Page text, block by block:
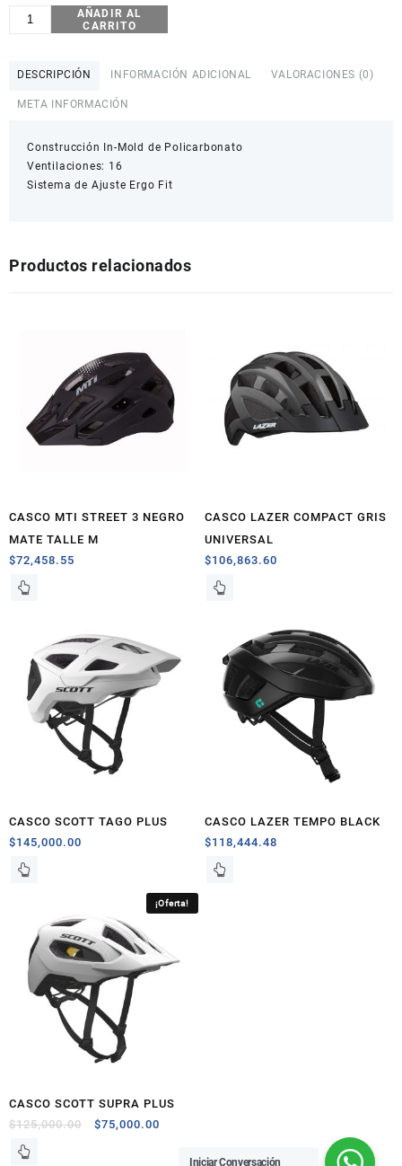
CASCO
cantidad
AÑADIR AL
CARRITO
DESCRIPCIÓN INFORMACIÓN ADICIONAL VALORACIONES (0)
META INFORMACIÓN
Construcción In-Mold de Policarbonato
Ventilaciones: 16
Sistema de Ajuste Ergo Fit
Productos relacionados
CASCO MTI STREET 3 NEGRO
MATE TALLE M
$72,458.55
CASCO LAZER COMPACT GRIS
UNIVERSAL
$106,863.60
CASCO SCOTT TAGO PLUS
$145,000.00
CASCO LAZER TEMPO BLACK
$118,444.48
¡Oferta!
CASCO SCOTT SUPRA PLUS
$125,000.00 $75,000.00
Iniciar Conversación